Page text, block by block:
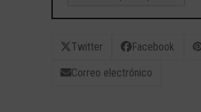
Twitter Facebook
Correo electrónico